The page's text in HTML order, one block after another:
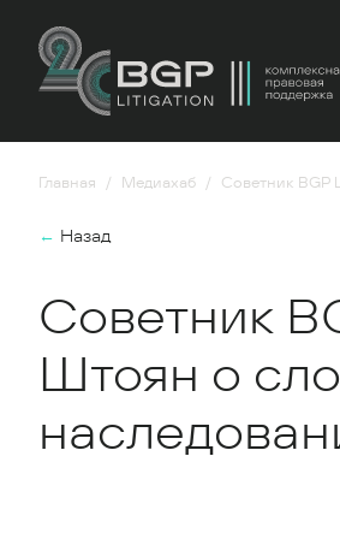
Главная Медиахаб Советник BGP
← Назад
Советник
Штоян о